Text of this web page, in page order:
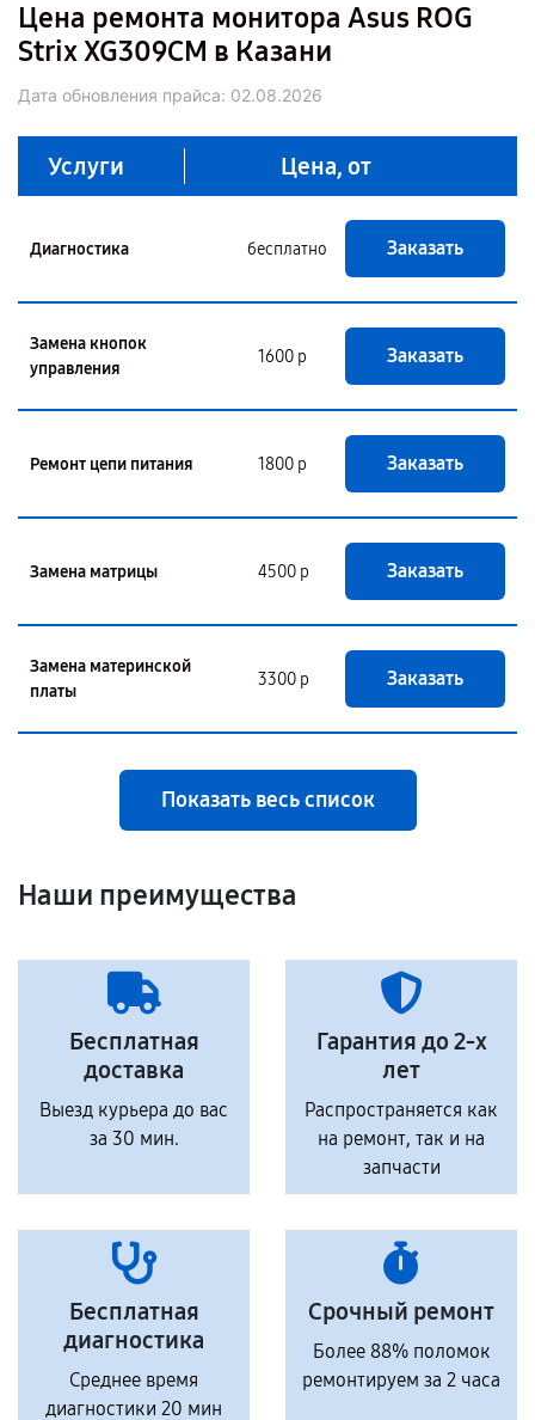
Цена ремонта монитора Asus ROG
Strix XG309CM в Казани
Дата обновления прайса: 02.08.2026
Услуги Цена, от
Диагностика бесплатно Заказать
Замена кнопок
управления
1600 р Заказать
Ремонт цепи питания 1800 р Заказать
Замена матрицы 4500 р Заказать
Замена материнской
платы
3300 р Заказать
Показать весь список
Наши преимущества
Бесплатная
доставка
Выезд курьера до вас
за 30 мин.
Гарантия до 2-х
лет
Распространяется как
на ремонт, так и на
запчасти
Бесплатная
диагностика
Среднее время
диагностики 20 мин
Срочный ремонт
Более 88% поломок
ремонтируем за 2 часа